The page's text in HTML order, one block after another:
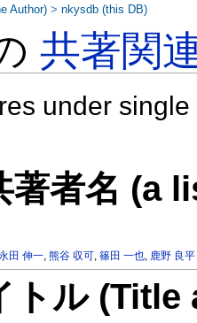
共著関
under
著者名 (a
田 伸一,熊谷 収可,篠田 一也, 鹿野 良平
トル
Author) >nkysdb (this DB)